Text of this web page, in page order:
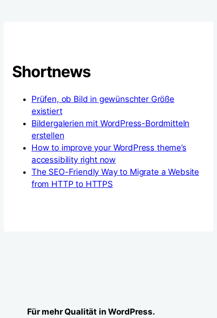
Shortnews
Prüfen, ob Bild in gewünschter Größe
existiert
Bildergalerien mit WordPress-Bordmitteln
erstellen
How to improve your WordPress theme’s
accessibility right now
The SEO-Friendly Way to Migrate a Website
from HTTP to HTTPS
Für mehr Qualität in WordPress.